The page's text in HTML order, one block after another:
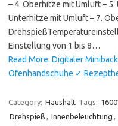
– 4. Oberhitze mit Umluft –
Unterhitze mit Umluft – 7.
Einstellung von 1 bis 8…
Read More: Digitaler
Ofenhandschuhe ✓
Category: Haushalt Tags:
Drehspieß , Innenbeleuchtung ,